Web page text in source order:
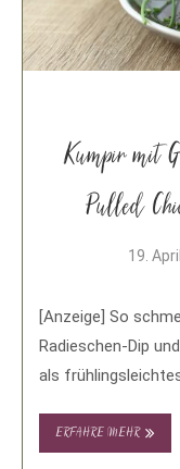
Kumpir mit
Pulled
19.
[Anzeige] So
Radieschen-Dip
als
ERFAHRE MEHR